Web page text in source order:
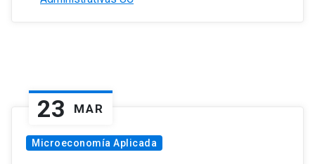
23 MAR
Microeconomía Aplicada